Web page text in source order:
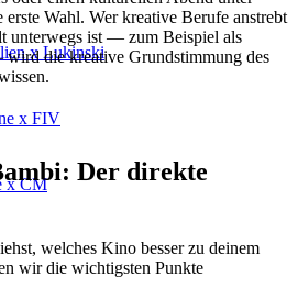
x Lukinski
x FIV
x CM
Wahl. Wer kreative Berufe anstrebt
unterwegs ist — zum Beispiel als
die kreative Grundstimmung des
Der direkte
welches Kino besser zu deinem
wir die wichtigsten Punkte